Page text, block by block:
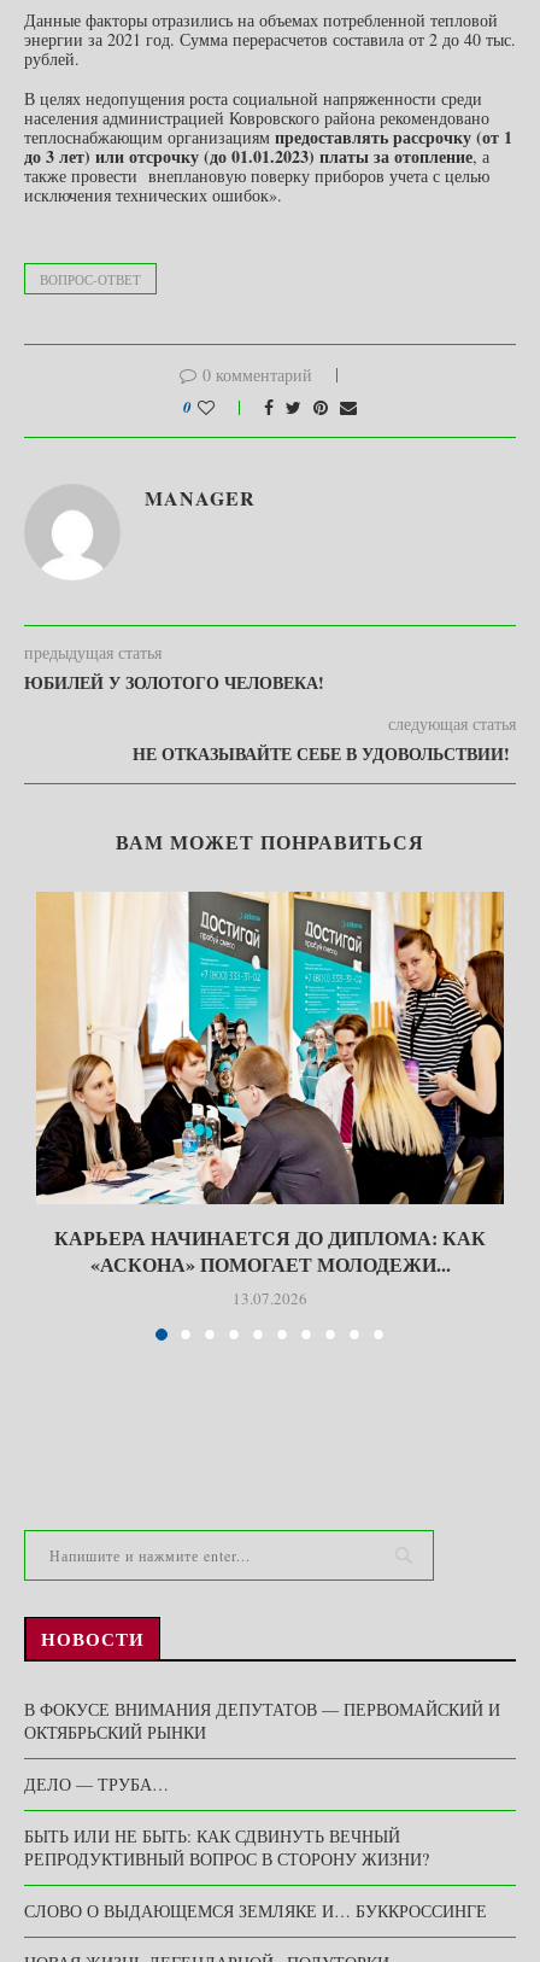
Данные факторы отразились на объемах потребленной тепловой
энергии за 2021 год. Сумма перерасчетов составила от 2 до 40 тыс.
рублей.
В целях недопущения роста социальной напряженности среди
населения администрацией Ковровского района рекомендовано
теплоснабжающим организациям предоставлять рассрочку (от 1
до 3 лет) или отсрочку (до 01.01.2023) платы за отопление, а
также провести внеплановую поверку приборов учета с целью
исключения технических ошибок».
ВОПРОС-ОТВЕТ
0 комментарий
0
MANAGER
предыдущая статья
ЮБИЛЕЙ У ЗОЛОТОГО ЧЕЛОВЕКА!
следующая статья
НЕ ОТКАЗЫВАЙТЕ СЕБЕ В УДОВОЛЬСТВИИ!
ВАМ МОЖЕТ ПОНРАВИТЬСЯ
КАРЬЕРА НАЧИНАЕТСЯ ДО ДИПЛОМА: КАК
«АСКОНА» ПОМОГАЕТ МОЛОДЕЖИ...
13.07.2026
НОВОСТИ
В ФОКУСЕ ВНИМАНИЯ ДЕПУТАТОВ — ПЕРВОМАЙСКИЙ И
ОКТЯБРЬСКИЙ РЫНКИ
ДЕЛО — ТРУБА…
БЫТЬ ИЛИ НЕ БЫТЬ: КАК СДВИНУТЬ ВЕЧНЫЙ
РЕПРОДУКТИВНЫЙ ВОПРОС В СТОРОНУ ЖИЗНИ?
СЛОВО О ВЫДАЮЩЕМСЯ ЗЕМЛЯКЕ И… БУККРОССИНГЕ